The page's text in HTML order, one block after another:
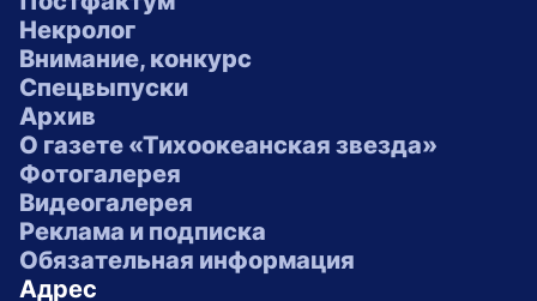
Некролог
Внимание, конкурс
Спецвыпуски
Архив
О газете «Тихоокеанская звезда»
Фотогалерея
Видеогалерея
Реклама и подписка
Обязательная информация
Адрес